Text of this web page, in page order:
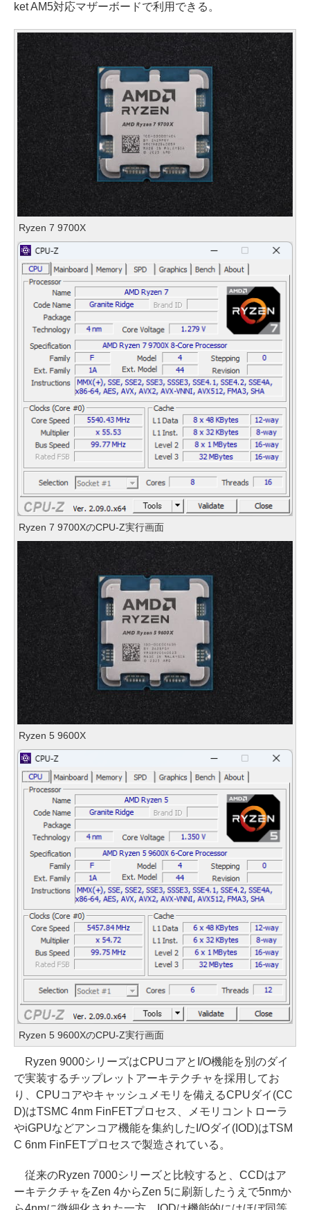
ket AM5対応マザーボードで利用できる。
Ryzen 7 9700X
Ryzen 7 9700XのCPU-Z実行画面
Ryzen 5 9600X
Ryzen 5 9600XのCPU-Z実行画面
Ryzen 9000シリーズはCPUコアとI/O機能を別のダイ
で実装するチップレットアーキテクチャを採用してお
り、CPUコアやキャッシュメモリを備えるCPUダイ(CC
D)はTSMC 4nm FinFETプロセス、メモリコントローラ
やiGPUなどアンコア機能を集約したI/Oダイ(IOD)はTSM
C 6nm FinFETプロセスで製造されている。
従来のRyzen 7000シリーズと比較すると、CCDはア
ーキテクチャをZen 4からZen 5に刷新したうえで5nmか